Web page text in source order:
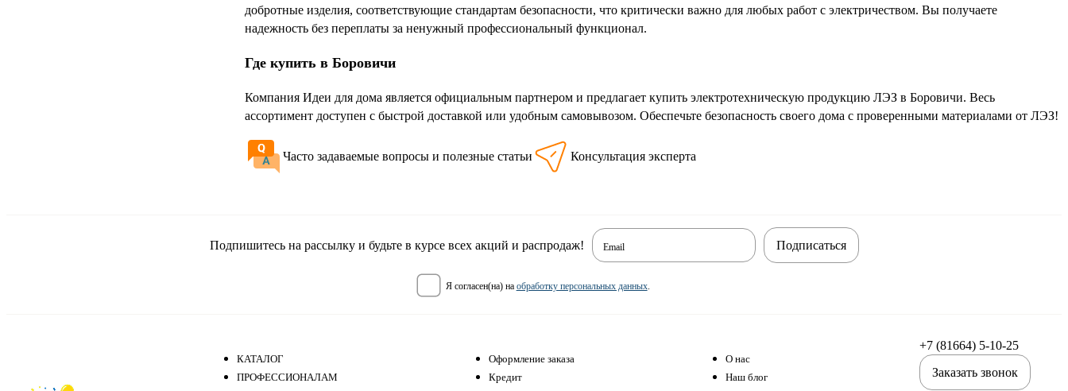
добротные изделия, соответствующие стандартам безопасности, что критически важно для любых работ с электричеством. Вы получаете
надежность без переплаты за ненужный профессиональный функционал.
Где купить в Боровичи
Компания Идеи для дома является официальным партнером и предлагает купить электротехническую продукцию ЛЭЗ в Боровичи. Весь
ассортимент доступен с быстрой доставкой или удобным самовывозом. Обеспечьте безопасность своего дома с проверенными материалами от ЛЭЗ!
Часто задаваемые вопросы и полезные статьи Консультация эксперта
Подпишитесь на рассылку и будьте в курсе всех акций и распродаж! Email
я согласен(на) на обработку персональных данных.
Подписаться
КАТАЛОГ
ПРОФЕССИОНАЛАМ
Оформление заказа
Кредит
О нас
Наш блог
+7 (81664) 5-10-25
Заказать звонок